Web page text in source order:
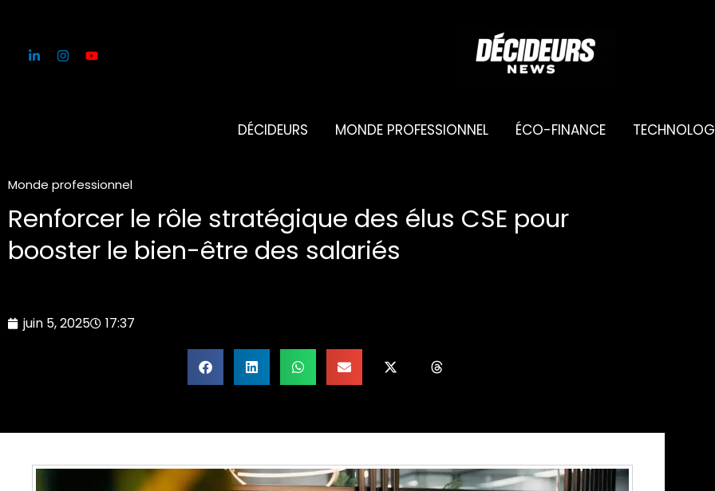
contenu
DÉCIDEURS MONDE PROFESSIONNEL ÉCO-FINANCE
Monde professionnel
Renforcer le rôle stratégique des élus CSE pour
booster le bien-être des salariés
juin 5, 2025 17:37